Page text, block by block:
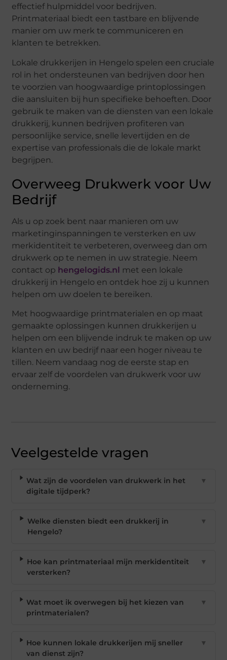
effectief hulpmiddel voor bedrijven.
Printmateriaal biedt een tastbare en blijvende
manier om uw merk te communiceren en
klanten te betrekken.
Lokale drukkerijen in Hengelo spelen een cruciale
rol in het ondersteunen van bedrijven door hen
te voorzien van hoogwaardige printoplossingen
die aansluiten bij hun specifieke behoeften. Door
gebruik te maken van de diensten van een lokale
drukkerij, kunnen bedrijven profiteren van
persoonlijke service, snelle levertijden en de
expertise van professionals die de lokale markt
begrijpen.
Overweeg Drukwerk voor Uw
Bedrijf
Als u op zoek bent naar manieren om uw
marketinginspanningen te versterken en uw
merkidentiteit te verbeteren, overweeg dan om
drukwerk op te nemen in uw strategie. Neem
contact op hengelogids.nl met een lokale
drukkerij in Hengelo en ontdek hoe zij u kunnen
helpen om uw doelen te bereiken.
Met hoogwaardige printmaterialen en op maat
gemaakte oplossingen kunnen drukkerijen u
helpen om een blijvende indruk te maken op uw
klanten en uw bedrijf naar een hoger niveau te
tillen. Neem vandaag nog de eerste stap en
ervaar zelf de voordelen van drukwerk voor uw
onderneming.
Veelgestelde vragen
Wat zijn de voordelen van drukwerk in het
digitale tijdperk?
▼
Welke diensten biedt een drukkerij in
Hengelo?
▼
Hoe kan printmateriaal mijn merkidentiteit
versterken?
▼
Wat moet ik overwegen bij het kiezen van
printmaterialen?
▼
Hoe kunnen lokale drukkerijen mij sneller
van dienst zijn?
▼